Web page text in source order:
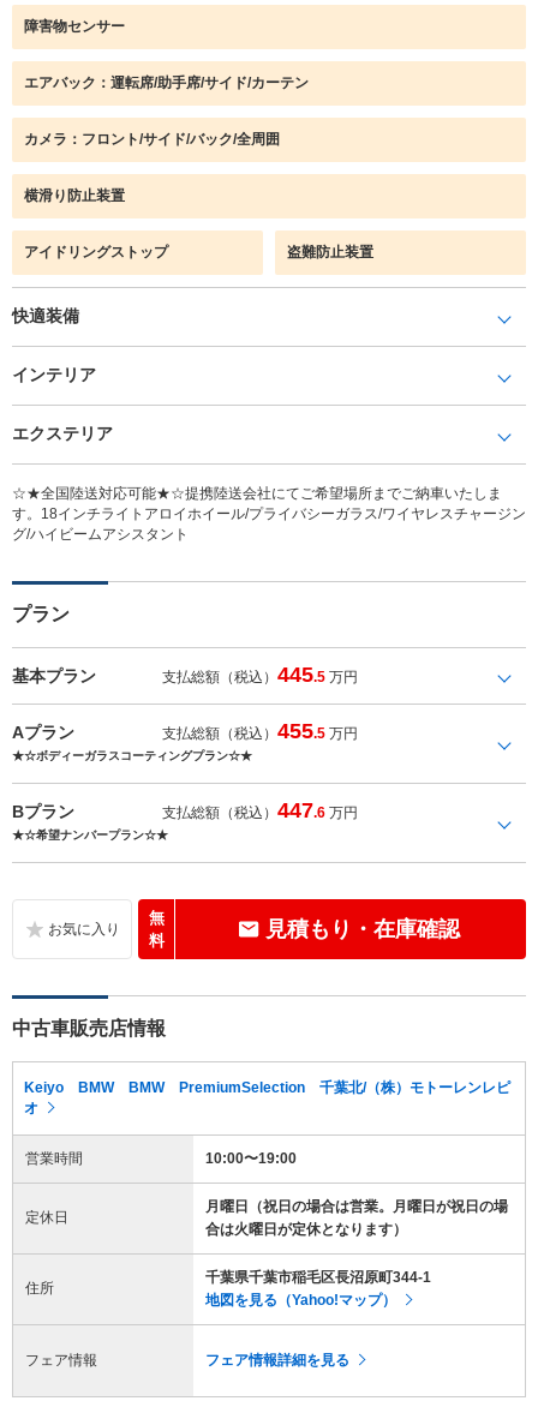
障害物センサー
エアバック：運転席/助手席/サイド/カーテン
カメラ：フロント/サイド/バック/全周囲
横滑り防止装置
アイドリングストップ 盗難防止装置
快適装備
インテリア
エクステリア
☆★全国陸送対応可能★☆提携陸送会社にてご希望場所までご納車いたしま
す。18インチライトアロイホイール/プライバシーガラス/ワイヤレスチャージン
グ/ハイビームアシスタント
プラン
基本プラン 支払総額（税込）445.5 万円
Aプラン 支払総額（税込）455.5 万円
★☆ボディーガラスコーティングプラン☆★
Bプラン 支払総額（税込）447.6 万円
★☆希望ナンバープラン☆★
無
料
見積もり・在庫確認
中古車販売店情報
Keiyo BMW BMW PremiumSelection 千葉北/（株）モトーレンレピ
オ
営業時間 10:00〜19:00
定休日
月曜日（祝日の場合は営業。月曜日が祝日の場
合は火曜日が定休となります）
住所
千葉県千葉市稲毛区長沼原町344-1
地図を見る（Yahoo!マップ）
フェア情報 フェア情報詳細を見る